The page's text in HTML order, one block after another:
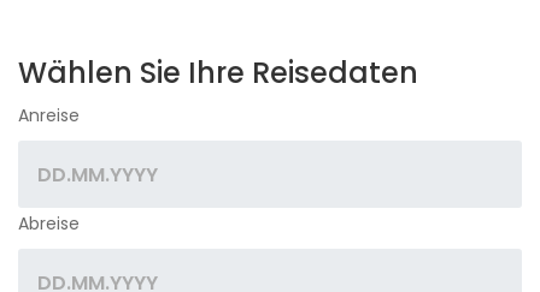
Wählen Sie Ihre Reisedaten
Anreise
Abreise